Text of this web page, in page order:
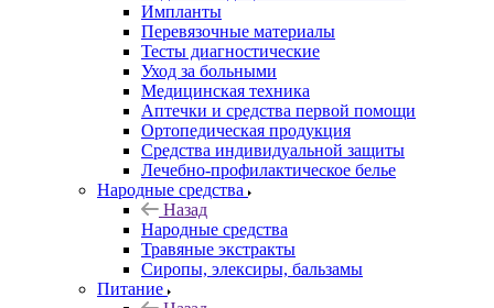
Импланты
Перевязочные материалы
Тесты диагностические
Уход за больными
Медицинская техника
Аптечки и средства первой помощи
Ортопедическая продукция
Средства индивидуальной защиты
Лечебно-профилактическое белье
Народные средства
Назад
Народные средства
Травяные экстракты
Сиропы, элексиры, бальзамы
Питание